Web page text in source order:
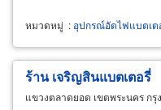
หมวดหมู่ : อุปกรณ์อัดไฟแบตเต
ร้าน เจริญสินแบตเตอรี่
แขวงตลาดยอด เขตพระนคร กรุ